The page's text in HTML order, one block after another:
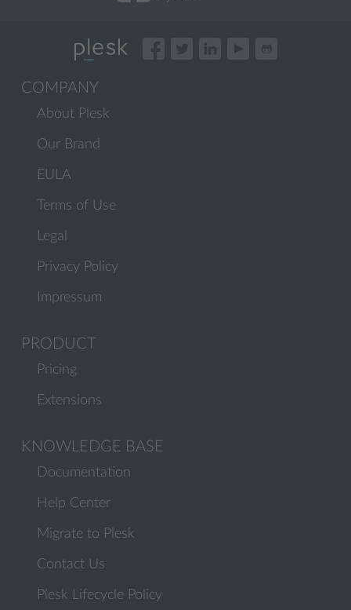
COMPANY
About Plesk
Our Brand
EULA
Terms of Use
Legal
Privacy Policy
Impressum
PRODUCT
Pricing
Extensions
KNOWLEDGE BASE
Documentation
Help Center
Migrate to Plesk
Contact Us
Plesk Lifecycle Policy